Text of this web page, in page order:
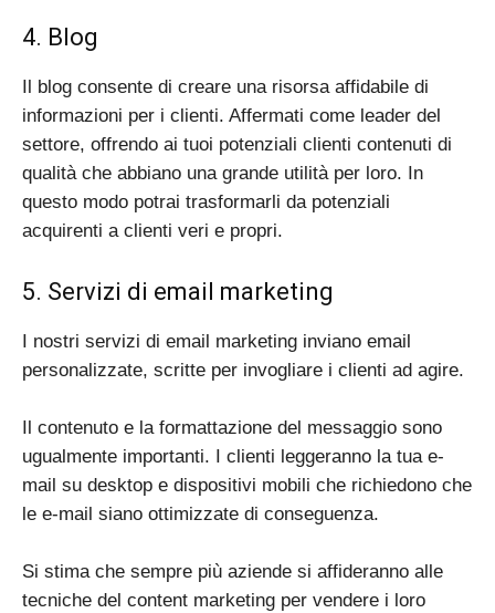
4. Blog
Il blog consente di creare una risorsa affidabile di
informazioni per i clienti. Affermati come leader del
settore, offrendo ai tuoi potenziali clienti contenuti di
qualità che abbiano una grande utilità per loro. In
questo modo potrai trasformarli da potenziali
acquirenti a clienti veri e propri.
5. Servizi di email marketing
I nostri servizi di email marketing inviano email
personalizzate, scritte per invogliare i clienti ad agire.
Il contenuto e la formattazione del messaggio sono
ugualmente importanti. I clienti leggeranno la tua e-
mail su desktop e dispositivi mobili che richiedono che
le e-mail siano ottimizzate di conseguenza.
Si stima che sempre più aziende si affideranno alle
tecniche del content marketing per vendere i loro